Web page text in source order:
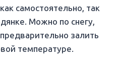
самостоятельно, так
Можно по снегу,
залить
температуре.